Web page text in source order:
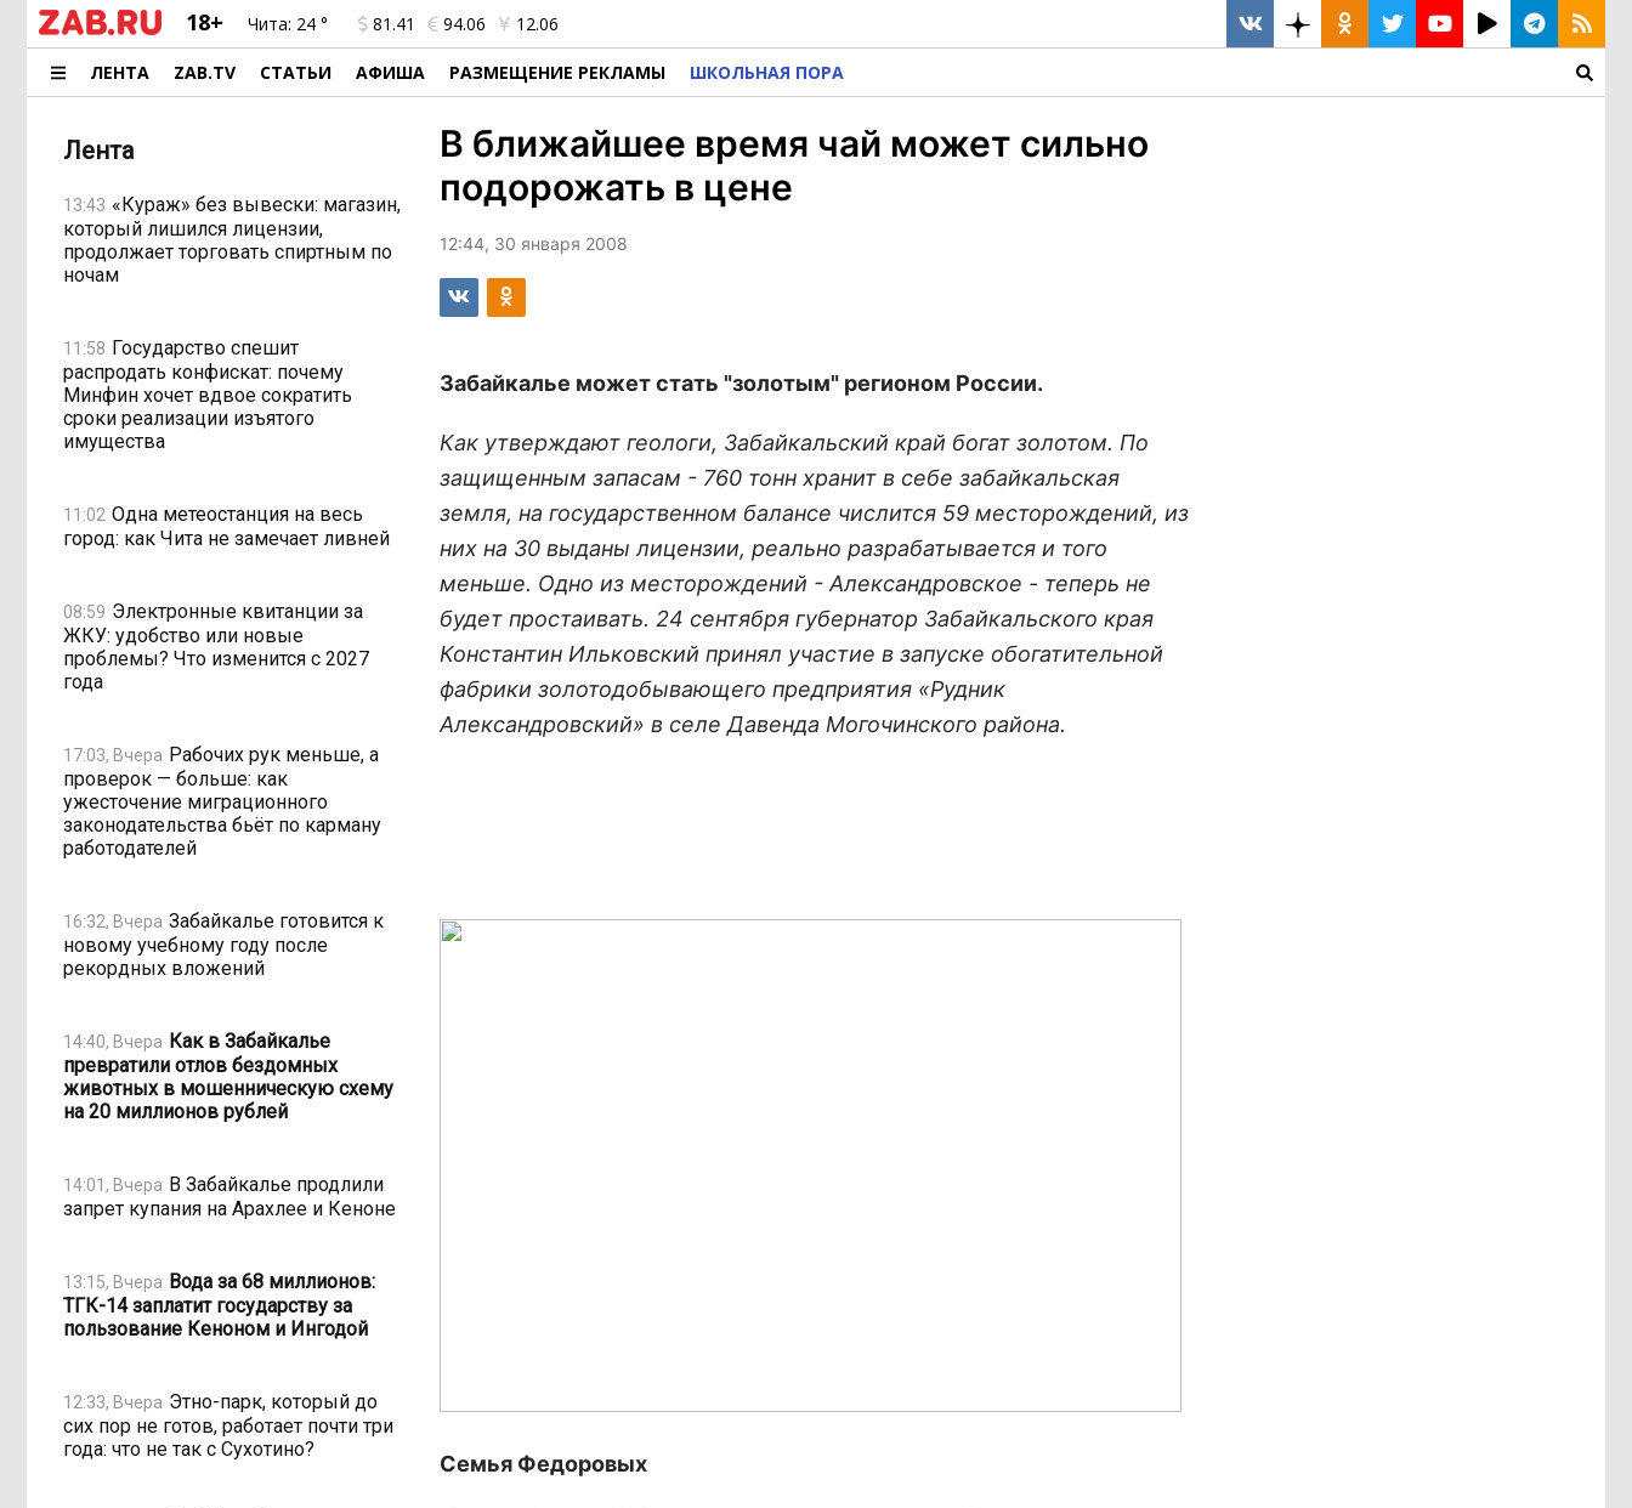
18+ Чита: 24 ° 81.41 94.06 12.06
ЛЕНТА ZAB.TV СТАТЬИ АФИША РАЗМЕЩЕНИЕ РЕКЛАМЫ ШКОЛЬНАЯ ПОРА
Лента
13:43 «Кураж» без вывески: магазин,
который лишился лицензии,
продолжает торговать спиртным по
ночам
11:58 Государство спешит
распродать конфискат: почему
Минфин хочет вдвое сократить
сроки реализации изъятого
имущества
11:02 Одна метеостанция на весь
город: как Чита не замечает ливней
08:59 Электронные квитанции за
ЖКУ: удобство или новые
проблемы? Что изменится с 2027
года
17:03, Вчера Рабочих рук меньше, а
проверок — больше: как
ужесточение миграционного
законодательства бьёт по карману
работодателей
16:32, Вчера Забайкалье готовится к
новому учебному году после
рекордных вложений
14:40, Вчера Как в Забайкалье
превратили отлов бездомных
животных в мошенническую схему
на 20 миллионов рублей
14:01, Вчера В Забайкалье продлили
запрет купания на Арахлее и Кеноне
13:15, Вчера Вода за 68 миллионов:
ТГК-14 заплатит государству за
пользование Кеноном и Ингодой
12:33, Вчера Этно-парк, который до
сих пор не готов, работает почти три
года: что не так с Сухотино?
В ближайшее время чай может сильно
подорожать в цене
12:44, 30 января 2008
Забайкалье может стать "золотым" регионом России.
Как утверждают геологи, Забайкальский край богат золотом. По
защищенным запасам - 760 тонн хранит в себе забайкальская
земля, на государственном балансе числится 59 месторождений, из
них на 30 выданы лицензии, реально разрабатывается и того
меньше. Одно из месторождений - Александровское - теперь не
будет простаивать. 24 сентября губернатор Забайкальского края
Константин Ильковский принял участие в запуске обогатительной
фабрики золотодобывающего предприятия «Рудник
Александровский» в селе Давенда Могочинского района.
Семья Федоровых